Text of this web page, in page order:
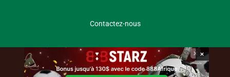
Contactez-nous
coupedafriquedesnations.com © 2026 ×